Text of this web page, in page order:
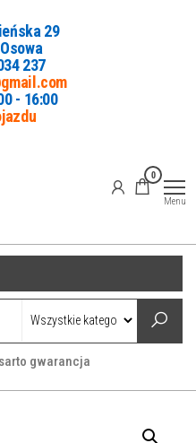
29
237
- 16:00
0
Menu
gwarancja